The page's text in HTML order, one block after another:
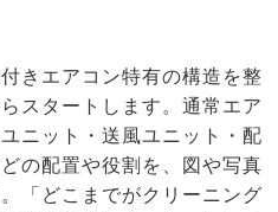
きエアコン特有の構造を整
スタートします。通常エア
ニット・送風ユニット・配
の配置や役割を、図や写真
「どこまでがクリーニング